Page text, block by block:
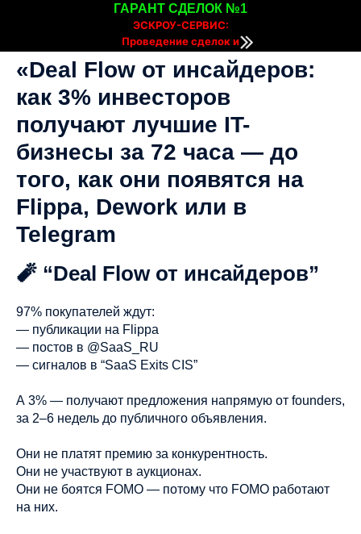
ЭСКРОУ-СЕРВИС:
Проведение сделок и
ГАРАНТ СДЕЛОК №1
«Deal Flow от инсайдеров:
как 3% инвесторов
получают лучшие IT-
бизнесы за 72 часа — до
того, как они появятся на
Flippa, Dework или в
Telegram
🧨 “Deal Flow от инсайдеров”
97% покупателей ждут:
— публикации на Flippa
— постов в @SaaS_RU
— сигналов в “SaaS Exits CIS”
А 3% — получают предложения напрямую от founders,
за 2–6 недель до публичного объявления.
Они не платят премию за конкурентность.
Они не участвуют в аукционах.
Они не боятся FOMO — потому что FOMO работают
на них.